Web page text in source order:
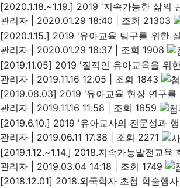
[2020.1.18.~1.19.] 2019 '지속가능한 삶의
관리자
2020.01.29 18:40
조회 21303
[2020.1.15.] 2019 '유아교육 탐구를 위한
관리자
2020.01.29 18:37
조회 1908
[2019.11.05] 2019 '질적인 유아교육을 위
관리자
2019.11.16 12:05
조회 1843
[2019.08.03] 2019 '유아교육 현장 연구를
관리자
2019.11.16 11:58
조회 1659
[2019.6.10.] 2019 '유아교사의 전문성과
관리자
2019.06.11 17:38
조회 2271
[2019.1.12.~1.14.] 2018.지속가능발전교육
관리자
2019.03.04 14:18
조회 1749
[2018.12.01] 2018.외국학자 초청 학술행사